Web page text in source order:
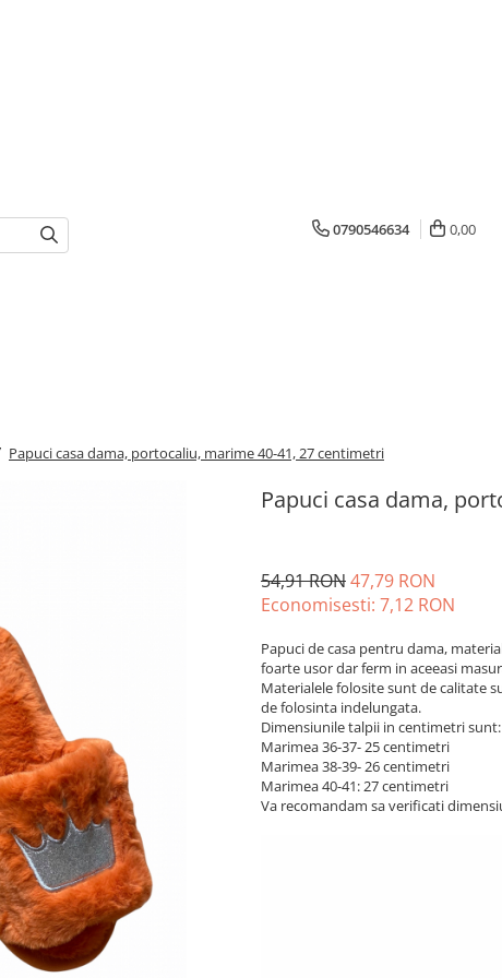
0790546634 0,00
Papuci casa dama, portocaliu, marime 40-41, 27 centimetri
Papuci casa dama,
54,91 RON47,79 RON
Economisesti: 7,12 RON
Papuci de casa pentru dama,
foarte usor dar ferm in aceeasi
Materialele folosite sunt de calitate
de folosinta indelungata.
Dimensiunile talpii in centimetri sunt:
Marimea 36-37- 25 centimetri
Marimea 38-39- 26 centimetri
Marimea 40-41: 27 centimetri
Va recomandam sa verificati